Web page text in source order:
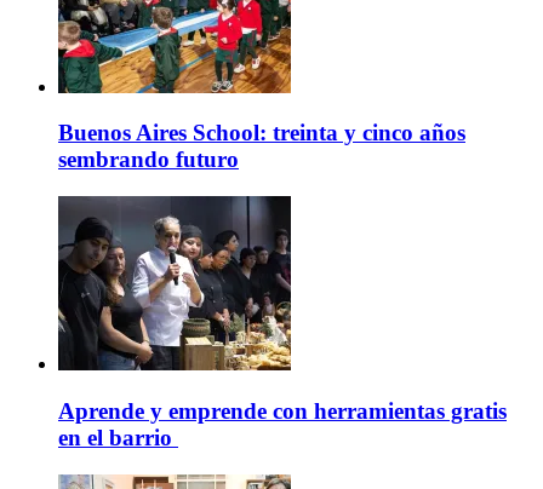
Buenos Aires School: treinta y cinco años
sembrando futuro
Aprende y emprende con herramientas gratis
en el barrio